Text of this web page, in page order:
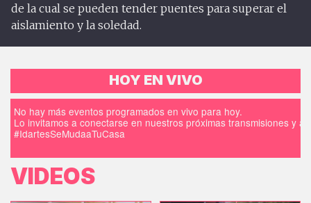
de la cual se pueden tender puentes para superar el
aislamiento y la soledad.
HOY EN VIVO
No hay más eventos programados en vivo para hoy.
Lo invitamos a conectarse en nuestros próximas transmisiones y
#IdartesSeMudaaTuCasa
VIDEOS